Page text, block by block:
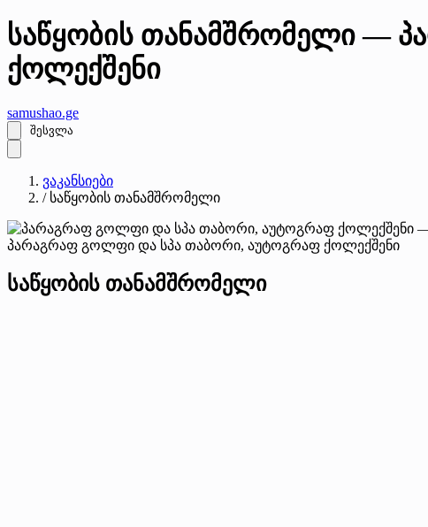
საწყობის თანამშრომელი —
ქოლექშენი
samushao.ge
შესვლა
ვაკანსიები
/ საწყობის თანამშრომელი
პარაგრაფ გოლფი და სპა თაბორი, აუტოგრაფ ქოლექშენი
საწყობის თანამშრომელი